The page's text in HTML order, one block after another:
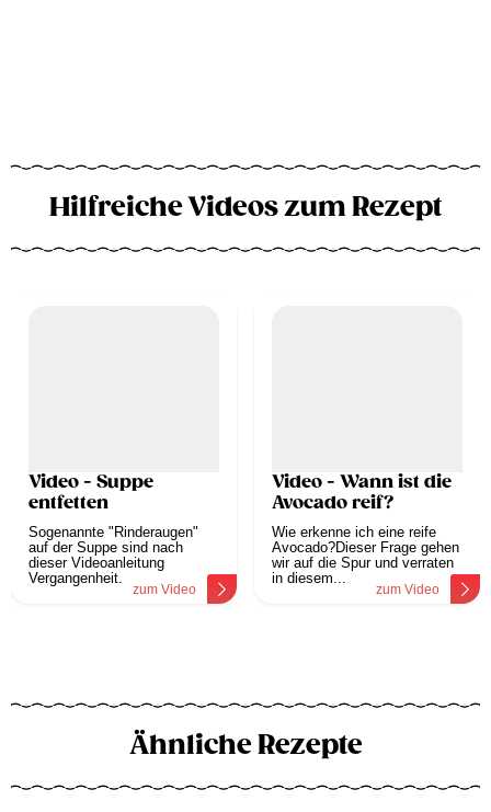
Hilfreiche Videos zum Rezept
Video - Suppe
entfetten
Sogenannte "Rinderaugen"
auf der Suppe sind nach
dieser Videoanleitung
Vergangenheit.
zum Video
Video - Wann ist die
Avocado reif?
Wie erkenne ich eine reife
Avocado?Dieser Frage gehen
wir auf die Spur und verraten
in diesem...
zum Video
Ähnliche Rezepte